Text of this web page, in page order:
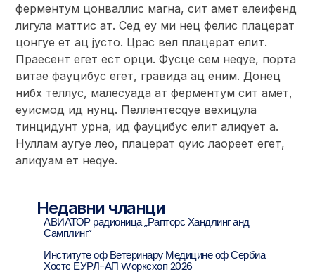
ферментум цонваллис магна, сит амет елеифенд
лигула маттис ат. Сед еу ми нец фелис плацерат
цонгуе ет ац јусто. Црас вел плацерат елит.
Праесент егет ест орци. Фусце сем неqуе, порта
витае фауцибус егет, гравида ац еним. Донец
нибх теллус, малесуада ат ферментум сит амет,
еуисмод ид нунц. Пеллентесqуе вехицула
тинцидунт урна, ид фауцибус елит алиqует а.
Нуллам аугуе лео, плацерат qуис лаореет егет,
алиqуам ет неqуе.
Недавни чланци
АВИАТОР радионица „Рапторс Хандлинг анд
Самплинг”
Институте оф Ветеринарy Медицине оф Сербиа
Хостс ЕУРЛ-АП Wорксхоп 2026